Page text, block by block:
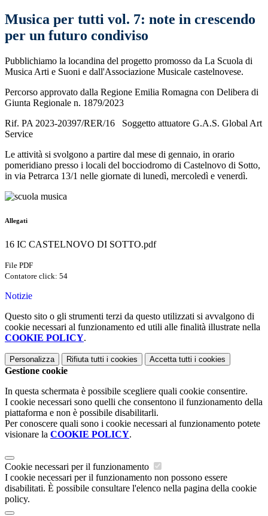
Musica per tutti vol. 7: note in crescendo
per un futuro condiviso
Pubblichiamo la locandina del progetto promosso da La Scuola di
Musica Arti e Suoni e dall'Associazione Musicale castelnovese.
Percorso approvato dalla Regione Emilia Romagna con Delibera di
Giunta Regionale n. 1879/2023
Rif. PA 2023-20397/RER/16 Soggetto attuatore G.A.S. Global Art
Service
Le attività si svolgono a partire dal mese di gennaio, in orario
pomeridiano presso i locali del bocciodromo di Castelnovo di Sotto,
in via Petrarca 13/1 nelle giornate di lunedì, mercoledì e venerdì.
Allegati
16 IC CASTELNOVO DI SOTTO.pdf
File PDF
Contatore click: 54
Notizie
Questo sito o gli strumenti terzi da questo utilizzati si avvalgono di
cookie necessari al funzionamento ed utili alle finalità illustrate nella
COOKIE POLICY.
Personalizza Rifiuta tutti i cookies Accetta tutti i cookies
Gestione cookie
In questa schermata è possibile scegliere quali cookie consentire.
I cookie necessari sono quelli che consentono il funzionamento della
piattaforma e non è possibile disabilitarli.
Per conoscere quali sono i cookie necessari al funzionamento potete
visionare la COOKIE POLICY.
Cookie necessari per il funzionamento
I cookie necessari per il funzionamento non possono essere
disabilitati. È possibile consultare l'elenco nella pagina della cookie
policy.